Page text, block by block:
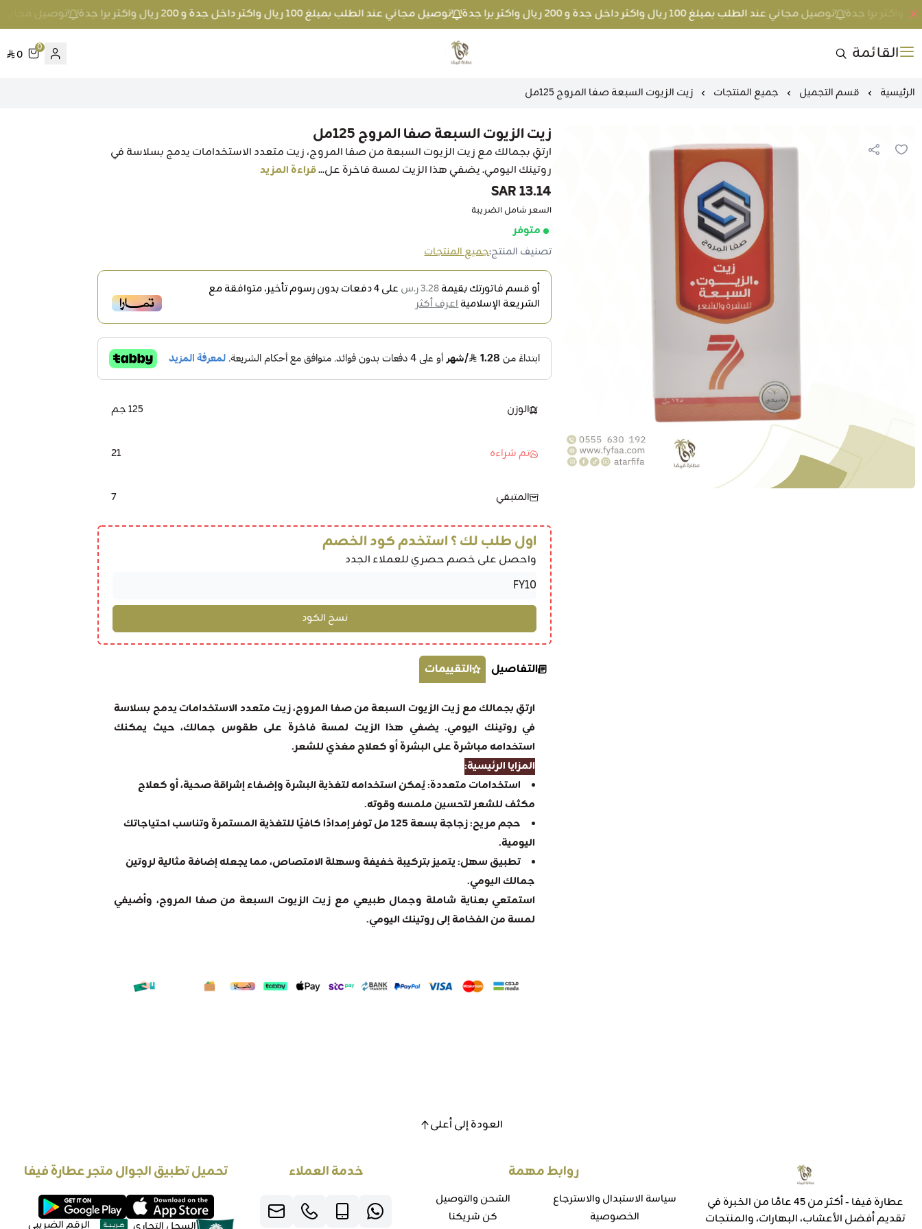
توصيل مجاني عند الطلب بمبلغ 100 ريال واكثر داخل جدة و 200 ريال واكثر برا جدة توصيل مجاني عند الطلب بمبلغ 100 ريال واكثر داخل جدة و 200 ريال واكثر برا جدة توصيل مجاني عند الطلب بمبلغ 100
القائمة متجر عطارة فيفا
0
0
الرئيسية قسم التجميل جميع المنتجات زيت الزيوت السبعة صفا المروج 125مل
زيت الزيوت السبعة صفا المروج 125مل
ارتقِ بجمالك مع زيت الزيوت السبعة من صفا المروج، زيت متعدد الاستخدامات يدمج بسلاسة في
روتينك اليومي. يضفي هذا الزيت لمسة فاخرة عل...قراءة المزيد
13.14 SAR
السعر شامل الضريبة
متوفر
تصنيف المنتج:جميع المنتجات
أو قسم فاتورتك بقيمة3.28 ر.س على4دفعات بدون رسوم تأخير، متوافقة مع
الشريعة الإسلاميةاعرف أكثر
الوزن 125 جم
تم شراءه 21
المتبقي 7
اول طلب لك ؟ استخدم كود الخصم
واحصل على خصم حصري للعملاء الجدد
التفاصيل التقييمات
ارتقِ بجمالك مع زيت الزيوت السبعة من صفا المروج، زيت متعدد الاستخدامات يدمج بسلاسة
في روتينك اليومي. يضفي هذا الزيت لمسة فاخرة على طقوس جمالك، حيث يمكنك
استخدامه مباشرة على البشرة أو كعلاج مغذي للشعر.
المزايا الرئيسية:
استخدامات متعددة: يُمكن استخدامه لتغذية البشرة وإضفاء إشراقة صحية، أو كعلاج
مكثف للشعر لتحسين ملمسه وقوته.
حجم مريح: زجاجة بسعة 125 مل توفر إمدادًا كافيًا للتغذية المستمرة وتناسب احتياجاتك
اليومية.
تطبيق سهل: يتميز بتركيبة خفيفة وسهلة الامتصاص، مما يجعله إضافة مثالية لروتين
جمالك اليومي.
استمتعي بعناية شاملة وجمال طبيعي مع زيت الزيوت السبعة من صفا المروج، وأضيفي
لمسة من الفخامة إلى روتينك اليومي.
العودة إلى أعلى
عطارة فيفا - أكثر من 45 عامًا من الخبرة في
تقديم أفضل الأعشاب، البهارات، والمنتجات
روابط مهمة
سياسة الاستبدال والاسترجاع
الخصوصية
الشحن والتوصيل
كن شريكنا
خدمة العملاء تحميل تطبيق الجوال متجر عطارة فيفا
الرقم الضريبي